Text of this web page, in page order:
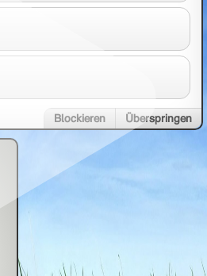
Blockieren Überspringen